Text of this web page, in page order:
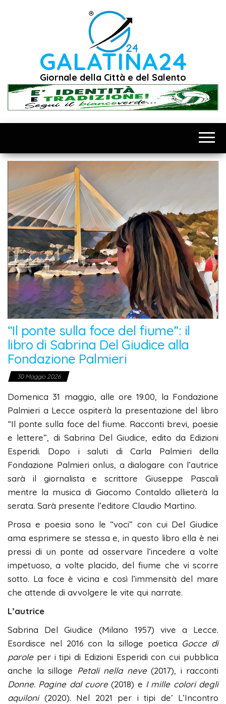
GALATINA24
Giornale della Città e del Salento
“Il ponte sulla foce del fiume”: il
libro di Sabrina Del Giudice alla
Fondazione Palmieri
30 Maggio 2026
Domenica 31 maggio, alle ore 19.00, la Fondazione
Palmieri a Lecce ospiterà la presentazione del libro
“Il ponte sulla foce del fiume. Racconti brevi, poesie
e lettere”, di Sabrina Del Giudice, edito da Edizioni
Esperidi. Dopo i saluti di Carla Palmieri della
Fondazione Palmieri onlus, a dialogare con l’autrice
sarà il giornalista e scrittore Giuseppe Pascali
mentre la musica di Giacomo Contaldo allieterà la
serata. Sarà presente l’editore Claudio Martino.
Prosa e poesia sono le “voci” con cui Del Giudice
ama esprimere se stessa e, in questo libro ella è nei
pressi di un ponte ad osservare l’incedere a volte
impetuoso, a volte placido, del fiume che vi scorre
sotto. La foce è vicina e così l’immensità del mare
che attende di avvolgere le vite qui narrate.
L’autrice
Sabrina Del Giudice (Milano 1957) vive a Lecce.
Esordisce nel 2016 con la silloge poetica Gocce di
parole per i tipi di Edizioni Esperidi con cui pubblica
anche la silloge Petali nella neve(2017), i racconti
Donne. Pagine dal cuore(2018) e I mille colori degli
aquiloni (2020). Nel 2021 per i tipi de’ L’Incontro